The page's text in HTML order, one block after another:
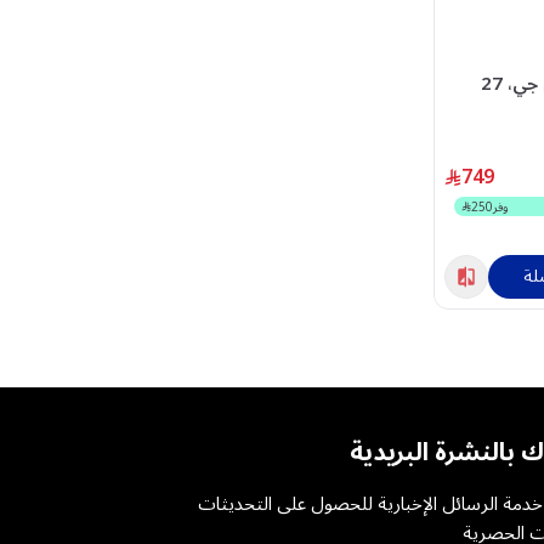
شاشة العاب إل جي، 27
معدل تحديث 200 هرتز،
1 مللي ثانية،
HDR10، متوافقة مع G-
749
وفر250
بالنشرة البريدية
الرسائل الإخبارية للحصول على التحديثات
الحصرية